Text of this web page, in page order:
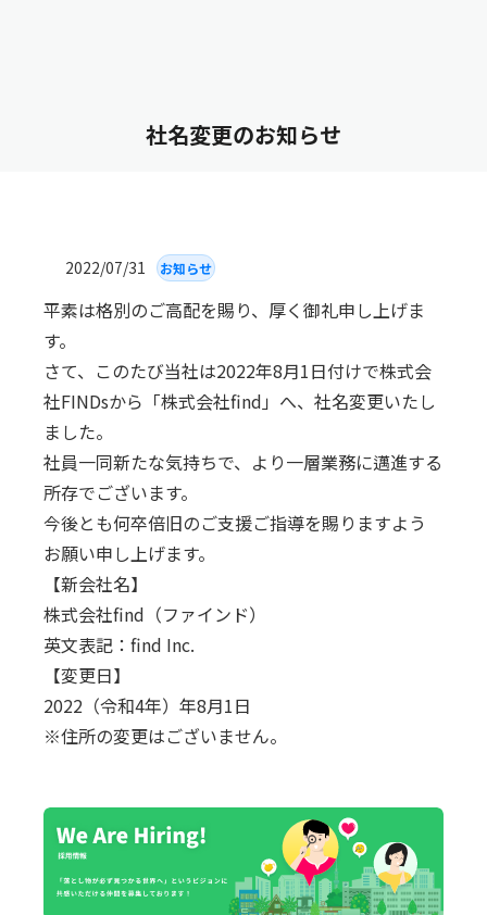
社名変更のお知らせ
2022/07/31 お知らせ
平素は格別のご高配を賜り、厚く御礼申し上げま
す。
さて、このたび当社は2022年8月1日付けで株式会
社FINDsから「株式会社find」へ、社名変更いたし
ました。
社員一同新たな気持ちで、より一層業務に邁進する
所存でございます。
今後とも何卒倍旧のご支援ご指導を賜りますよう
お願い申し上げます。
【新会社名】
株式会社find（ファインド）
英文表記：find Inc.
【変更日】
2022（令和4年）年8月1日
※住所の変更はございません。